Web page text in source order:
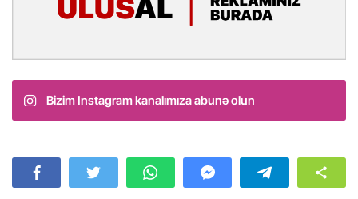
Bizim Instagram kanalımıza abunə olun